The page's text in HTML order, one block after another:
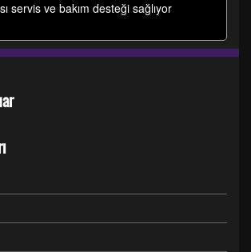
servis ve bakım desteği sağlıyor